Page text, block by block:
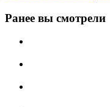
Ранее вы смотрели